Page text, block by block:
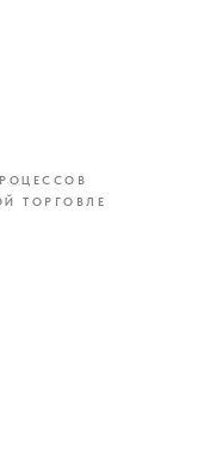
ТОРГОВЛЕ